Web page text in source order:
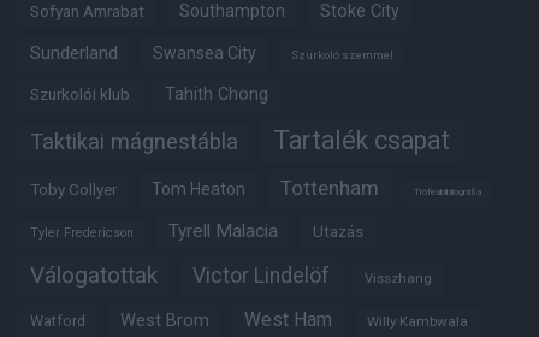
Sofyan Amrabat Southampton Stoke City
Sunderland Swansea City Szurkoló szemmel
Szurkolói klub Tahith Chong
Taktikai mágnestábla Tartalék csapat
Toby Collyer Tom Heaton Tottenham Trófeabibliográfia
Tyler Fredericson Tyrell Malacia Utazás
Válogatottak Victor Lindelöf Visszhang
Watford West Brom West Ham Willy Kambwala